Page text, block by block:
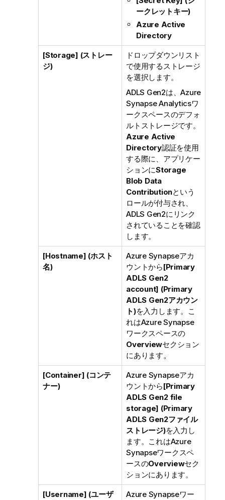
ークレットキー)
Azure Active
Directory
[Storage] (ストレー
ジ)
ドロップダウンリスト
で使用するストレージ
を選択します。
ADLS Gen2は、Azure
Synapse Analyticsワ
ークスペースのデフォ
ルトストレージです。
Azure Active
Directory認証を使用
する際に、アプリケー
ションにStorage
Blob Data
Contributionという
ロールが付与され、
ADLS Gen2にリンク
されていることを確認
します。
[Hostname] (ホスト
名)
Azure Synapseアカ
ウントから[Primary
ADLS Gen2
account] (Primary
ADLS Gen2アカウン
ト)を入力します。こ
れはAzure Synapse
ワークスペースの
Overviewセクション
にあります。
[Container] (コンテ
ナー)
Azure Synapseアカ
ウントから[Primary
ADLS Gen2 file
storage] (Primary
ADLS Gen2ファイル
ストレージ)を入力し
ます。これはAzure
Synapseワークスペ
ースのOverviewセク
ションにあります。
[Username] (ユーザ
Azure Synapseワー